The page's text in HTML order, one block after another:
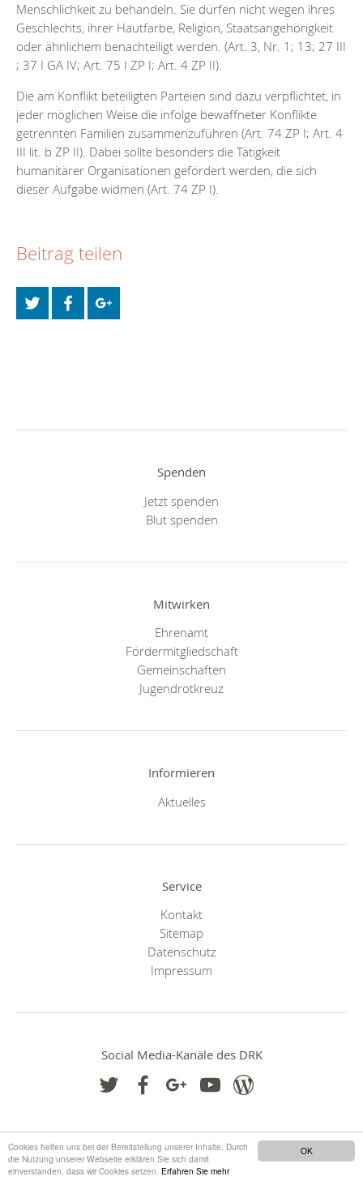
OK
Cookies helfen uns bei der Bereitstellung unserer Inhalte. Durch
die Nutzung unserer Webseite erklären Sie sich damit
einverstanden, dass wir Cookies setzen. Erfahren Sie mehr
Menschlichkeit zu behandeln. Sie dürfen nicht wegen ihres
Geschlechts, ihrer Hautfarbe, Religion, Staatsangehörigkeit
oder ähnlichem benachteiligt werden. (Art. 3, Nr. 1; 13; 27 III
; 37 I GA IV; Art. 75 I ZP I; Art. 4 ZP II).
Die am Konflikt beteiligten Parteien sind dazu verpflichtet, in
jeder möglichen Weise die infolge bewaffneter Konflikte
getrennten Familien zusammenzuführen (Art. 74 ZP I; Art. 4
III lit. b ZP II). Dabei sollte besonders die Tätigkeit
humanitärer Organisationen gefördert werden, die sich
dieser Aufgabe widmen (Art. 74 ZP I).
Beitrag teilen
Spenden
Jetzt spenden
Blut spenden
Mitwirken
Ehrenamt
Fördermitgliedschaft
Gemeinschaften
Jugendrotkreuz
Informieren
Aktuelles
Service
Kontakt
Sitemap
Datenschutz
Impressum
Social Media-Kanäle des DRK